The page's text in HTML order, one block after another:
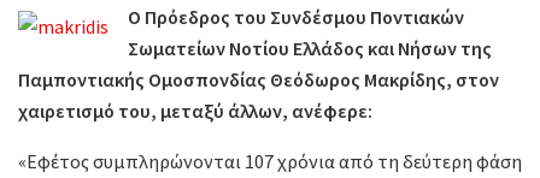
Ο Πρόεδρος του Συνδέσμου Ποντιακών
Σωματείων Νοτίου Ελλάδος και Νήσων της
Παμποντιακής Ομοσπονδίας Θεόδωρος Mακρίδης, στον
χαιρετισμό του, μεταξύ άλλων, ανέφερε:
«Εφέτος συμπληρώνονται 107 χρόνια από τη δεύτερη φάση